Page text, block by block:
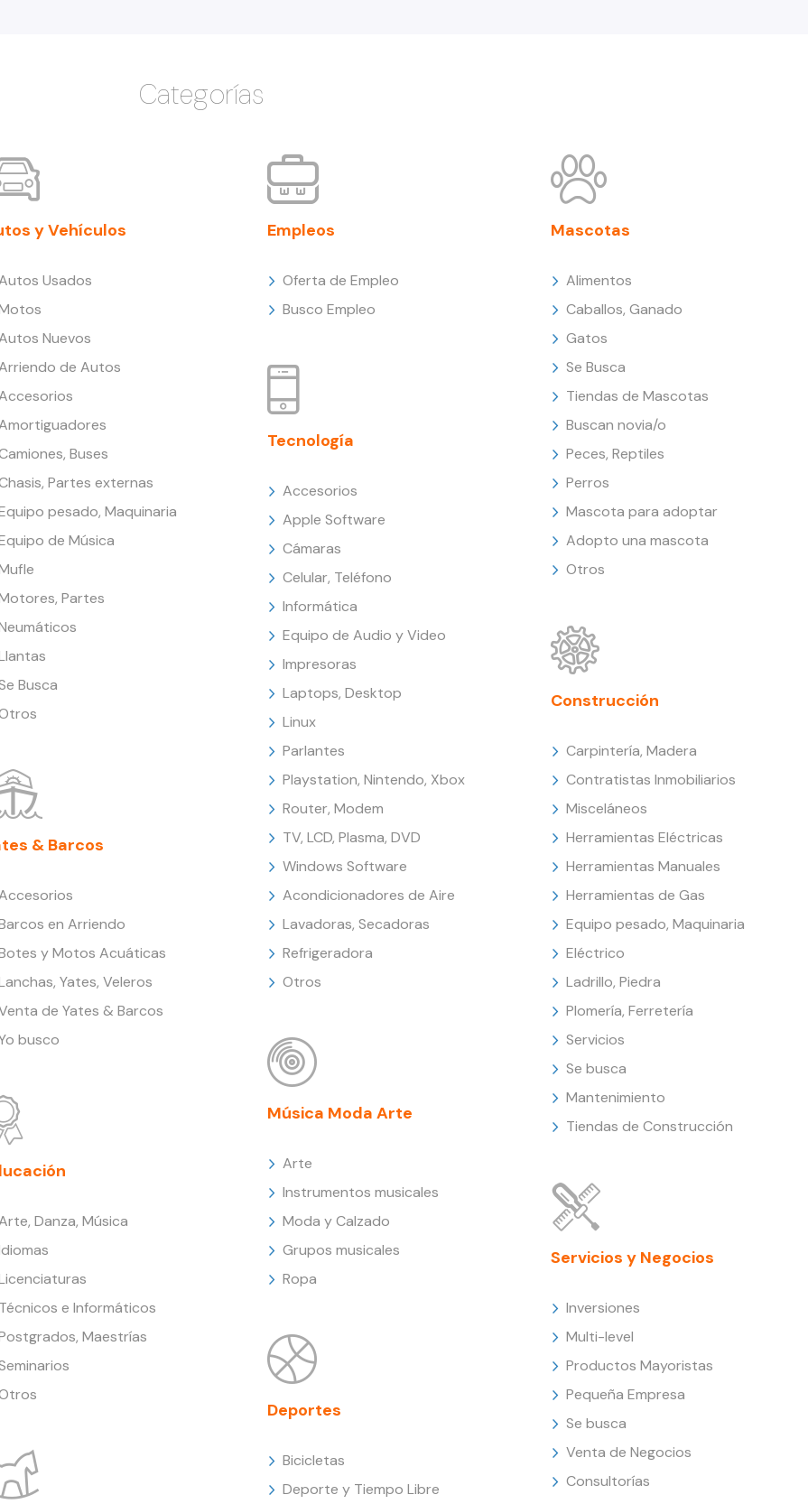
Categorías
y Vehículos
Usados
Nuevos
de Autos
Buses
Partes externas
pesado, Maquinaria
de Música
Partes
Busca
& Barcos
en Arriendo
y Motos Acuáticas
Yates, Veleros
de Yates & Barcos
busco
Danza, Música
Técnicos e Informáticos
Maestrías
Empleos
Oferta de Empleo
Busco Empleo
Tecnología
Accesorios
Apple Software
Cámaras
Celular, Teléfono
Informática
Equipo de Audio y Video
Impresoras
Laptops, Desktop
Linux
Parlantes
Playstation, Nintendo, Xbox
Router, Modem
TV, LCD, Plasma, DVD
Windows Software
Acondicionadores de Aire
Lavadoras, Secadoras
Refrigeradora
Otros
Música Moda Arte
Arte
Instrumentos musicales
Moda y Calzado
Grupos musicales
Ropa
Deportes
Bicicletas
Deporte y Tiempo Libre
Mascotas
Alimentos
Caballos, Ganado
Gatos
Se Busca
Tiendas de Mascotas
Buscan novia/o
Peces, Reptiles
Perros
Mascota para adoptar
Adopto una mascota
Otros
Construcción
Carpintería, Madera
Contratistas Inmobiliarios
Misceláneos
Herramientas Eléctricas
Herramientas Manuales
Herramientas de Gas
Equipo pesado, Maquinaria
Eléctrico
Ladrillo, Piedra
Plomería, Ferretería
Servicios
Se busca
Mantenimiento
Tiendas de Construcción
Servicios y Negocios
Inversiones
Multi-level
Productos Mayoristas
Pequeña Empresa
Se busca
Venta de Negocios
Consultorías